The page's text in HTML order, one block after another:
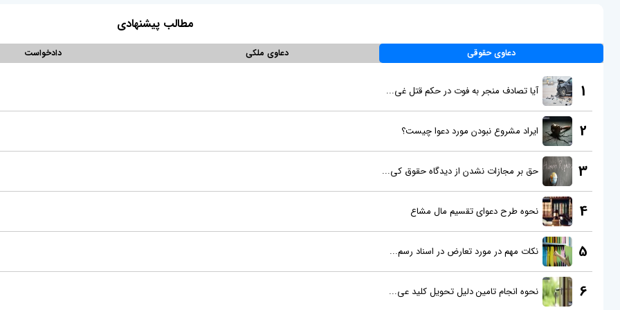
مطالب پیشنهادی
دعاوی حقوقی دعاوی ملکی دادخواست
1 آیا تصادف منجر به فوت در حکم قتل غی...
2 ایراد مشروع نبودن مورد دعوا چیست؟
3 حق بر مجازات نشدن از دیدگاه حقوق کی...
4 نحوه طرح دعوای تقسیم مال مشاع
5 نکات مهم در مورد تعارض در اسناد رسم...
6 نحوه انجام تامین دلیل تحویل کلید عی...